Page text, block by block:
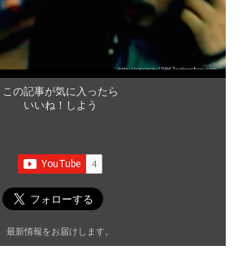
この記事が気に入ったら
いいね！しよう
最新情報をお届けします。